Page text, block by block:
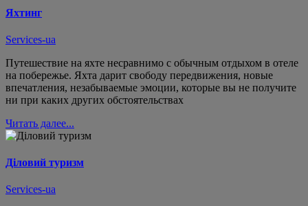
Яхтинг
Services-ua
Путешествие на яхте несравнимо с обычным отдыхом в отеле
на побережье. Яхта дарит свободу передвижения, новые
впечатления, незабываемые эмоции, которые вы не получите
ни при каких других обстоятельствах
Читать далее...
Діловий туризм
Services-ua